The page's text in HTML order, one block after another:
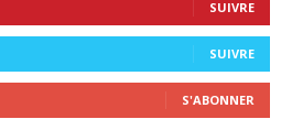
SUIVRE
SUIVRE
S'ABONNER